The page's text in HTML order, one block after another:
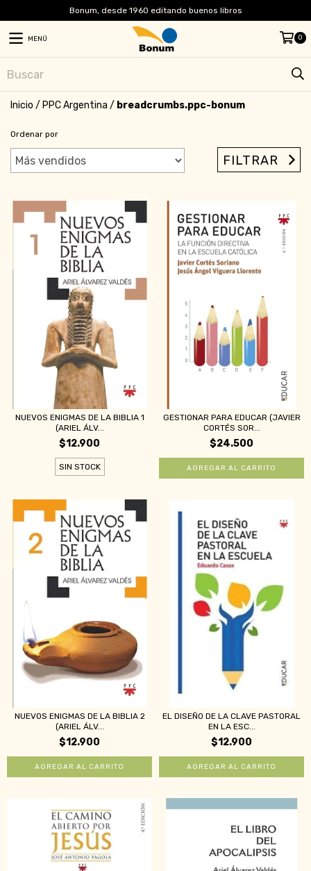
Bonum, desde 1960 editando buenos libros
MENÚ 0
Inicio / PPC Argentina / breadcrumbs.ppc-bonum
Ordenar por
FILTRAR
NUEVOS ENIGMAS DE LA BIBLIA 1
(ARIEL ÁLV...
$12.900
SIN STOCK
GESTIONAR PARA EDUCAR (JAVIER
CORTÉS SOR...
$24.500
NUEVOS ENIGMAS DE LA BIBLIA 2
(ARIEL ÁLV...
$12.900
EL DISEÑO DE LA CLAVE PASTORAL
EN LA ESC...
$12.900